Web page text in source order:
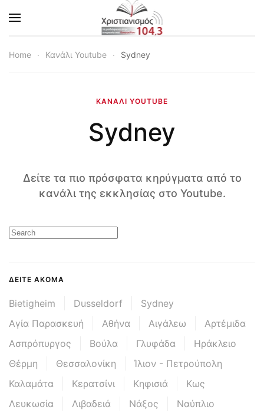
Skip to main content
Home Κανάλι Youtube Sydney
ΚΑΝΆΛΙ YOUTUBE
Sydney
Δείτε τα πιο πρόσφατα κηρύγματα από το
κανάλι της εκκλησίας στο Youtube.
ΔΕΊΤΕ ΑΚΌΜΑ
Bietigheim Dusseldorf
Sydney
Αγία Παρασκευή
Αθήνα Αιγάλεω
Αρτέμιδα
Ασπρόπυργος
Βούλα Γλυφάδα
Ηράκλειο
Θέρμη
Θεσσαλονίκη
Ίλιον - Πετρούπολη
Καλαμάτα
Κερατσίνι Κηφισιά
Κως
Λευκωσία
Λιβαδειά Νάξος
Ναύπλιο